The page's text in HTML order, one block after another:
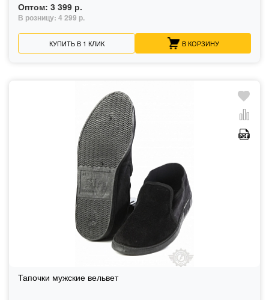
Оптом: 3 399 р.
В розницу: 4 299 р.
КУПИТЬ В 1 КЛИК В КОРЗИНУ
Тапочки мужские вельвет